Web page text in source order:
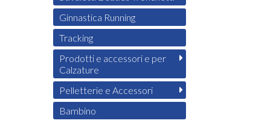
Ginnastica Running
Tracking
Prodotti e accessori e per
Calzature
Pelletterie e Accessori
Bambino